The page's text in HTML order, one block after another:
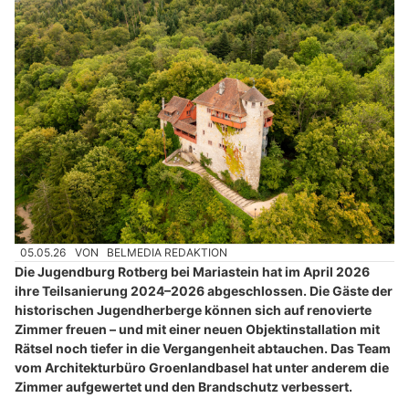
05.05.26 VON BELMEDIA REDAKTION
Die Jugendburg Rotberg bei Mariastein hat im April 2026
ihre Teilsanierung 2024–2026 abgeschlossen. Die Gäste der
historischen Jugendherberge können sich auf renovierte
Zimmer freuen – und mit einer neuen Objektinstallation mit
Rätsel noch tiefer in die Vergangenheit abtauchen. Das Team
vom Architekturbüro Groenlandbasel hat unter anderem die
Zimmer aufgewertet und den Brandschutz verbessert.